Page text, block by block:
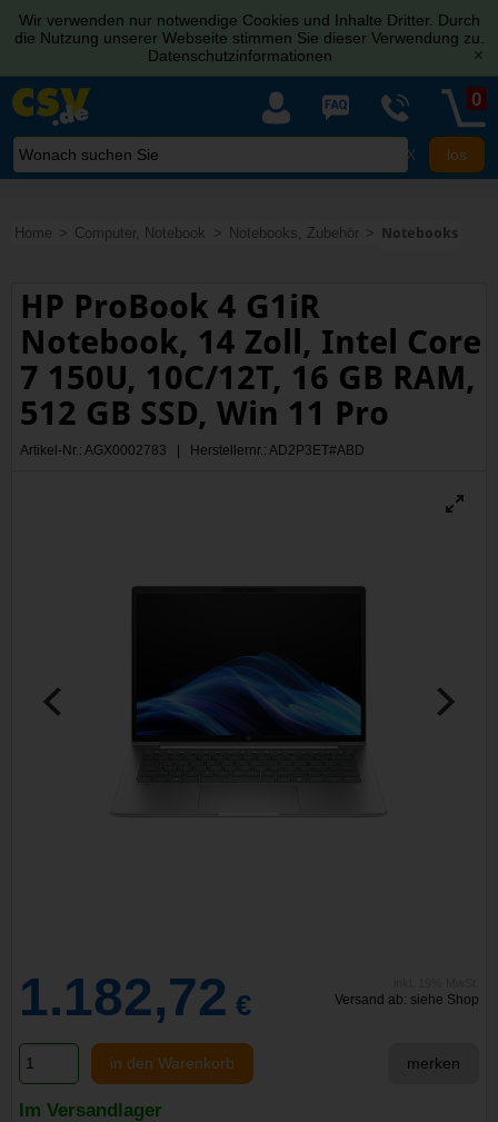
Wir verwenden nur notwendige Cookies und Inhalte Dritter. Durch
die Nutzung unserer Webseite stimmen Sie dieser Verwendung zu.
Datenschutzinformationen
[x]
X
0
Home Computer, Notebook Notebooks, Zubehör Notebooks
HP ProBook 4 G1iR
Notebook, 14 Zoll, Intel Core
7 150U, 10C/12T, 16 GB RAM,
512 GB SSD, Win 11 Pro
Artikel-Nr.: AGX0002783 | Herstellernr.: AD2P3ET#ABD
1.182,72 € Versand ab: siehe Shop
in den Warenkorb merken
Im Versandlager